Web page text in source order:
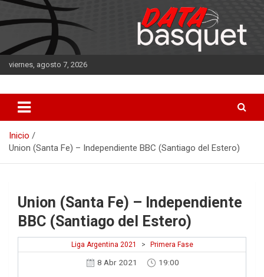
Saltar
al
contenido
viernes, agosto 7, 2026
DATA Basquet
Inicio
Union (Santa Fe) – Independiente BBC (Santiago del Estero)
Union (Santa Fe) – Independiente
BBC (Santiago del Estero)
Liga Argentina 2021 > Primera Fase
8 Abr 2021 19:00